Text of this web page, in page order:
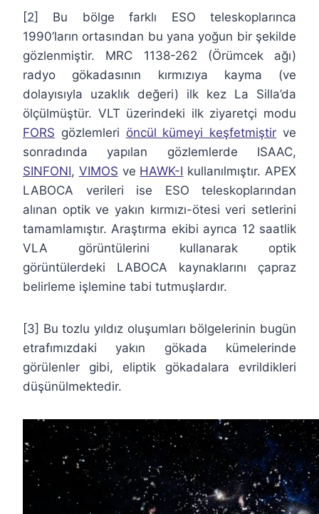
[2] Bu bölge farklı ESO teleskoplarınca
1990’ların ortasından bu yana yoğun bir şekilde
gözlenmiştir. MRC 1138-262 (Örümcek ağı)
radyo gökadasının kırmızıya kayma (ve
dolayısıyla uzaklık değeri) ilk kez La Silla’da
ölçülmüştür. VLT üzerindeki ilk ziyaretçi modu
FORS gözlemleri öncül kümeyi keşfetmiştir ve
sonradında yapılan gözlemlerde ISAAC,
SINFONI, VIMOS ve HAWK-I kullanılmıştır. APEX
LABOCA verileri ise ESO teleskoplarından
alınan optik ve yakın kırmızı-ötesi veri setlerini
tamamlamıştır. Araştırma ekibi ayrıca 12 saatlik
VLA görüntülerini kullanarak optik
görüntülerdeki LABOCA kaynaklarını çapraz
belirleme işlemine tabi tutmuşlardır.
[3] Bu tozlu yıldız oluşumları bölgelerinin bugün
etrafımızdaki yakın gökada kümelerinde
görülenler gibi, eliptik gökadalara evrildikleri
düşünülmektedir.